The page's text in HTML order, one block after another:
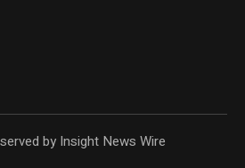
by Insight News Wire